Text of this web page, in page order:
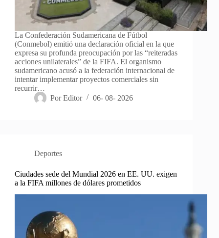
La Confederación Sudamericana de Fútbol
(Conmebol) emitió una declaración oficial en la que
expresa su profunda preocupación por las “reiteradas
acciones unilaterales” de la FIFA. El organismo
sudamericano acusó a la federación internacional de
intentar implementar proyectos comerciales sin
recurrir…
Por Editor 06- 08- 2026
Deportes
Ciudades sede del Mundial 2026 en EE. UU. exigen
a la FIFA millones de dólares prometidos